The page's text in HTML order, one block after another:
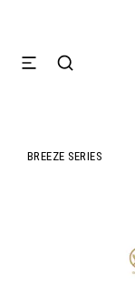
BREEZE SERIES